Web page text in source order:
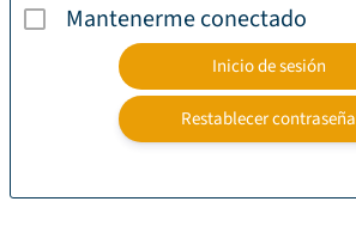
Mantenerme conectado
Restablecer contraseña